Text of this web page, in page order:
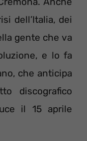
dell’Italia, dei
gente che va
e lo fa
che anticipa
discografico
il 15 aprile